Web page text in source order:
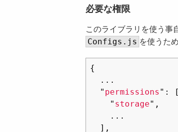
必要な権限
このライブラリを使う事
Configs.js を使うた
{
...
" permissions " :
[
" storage" ,
...
],